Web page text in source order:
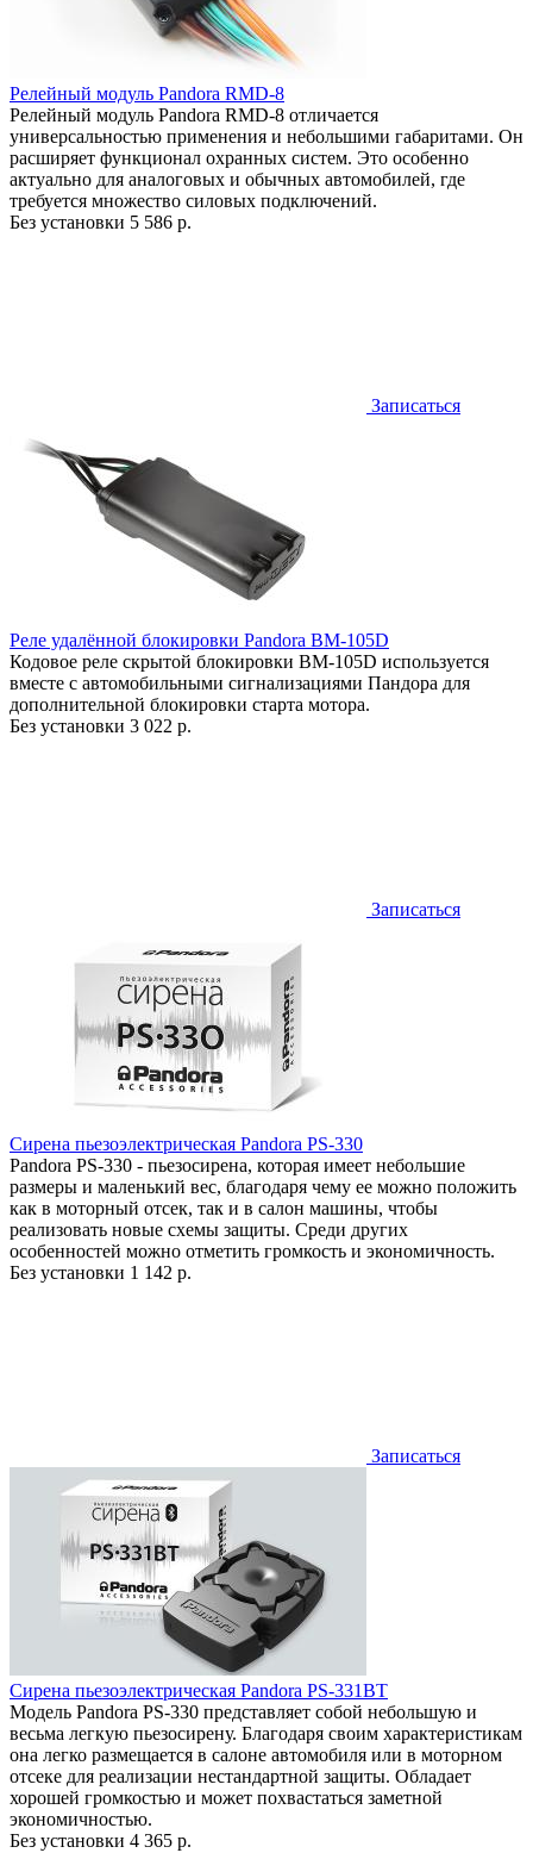
Релейный модуль Pandora RMD-8
Релейный модуль Pandora RMD-8 отличается
универсальностью применения и небольшими габаритами. Он
расширяет функционал охранных систем. Это особенно
актуально для аналоговых и обычных автомобилей, где
требуется множество силовых подключений.
Без установки 5 586 р.
Записаться
Реле удалённой блокировки Pandora BM-105D
Кодовое реле скрытой блокировки BM-105D используется
вместе с автомобильными сигнализациями Пандора для
дополнительной блокировки старта мотора.
Без установки 3 022 р.
Записаться
Сирена пьезоэлектрическая Pandora PS-330
Pandora PS-330 - пьезосирена, которая имеет небольшие
размеры и маленький вес, благодаря чему ее можно положить
как в моторный отсек, так и в салон машины, чтобы
реализовать новые схемы защиты. Среди других
особенностей можно отметить громкость и экономичность.
Без установки 1 142 р.
Записаться
Сирена пьезоэлектрическая Pandora PS-331BT
Модель Pandora PS-330 представляет собой небольшую и
весьма легкую пьезосирену. Благодаря своим характеристикам
она легко размещается в салоне автомобиля или в моторном
отсеке для реализации нестандартной защиты. Обладает
хорошей громкостью и может похвастаться заметной
экономичностью.
Без установки 4 365 р.